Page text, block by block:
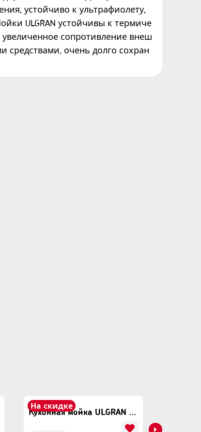
устойчиво к ультрафиолету,
ULGRAN устойчивы к термиче
сопротивление внеш
средствами, очень долго сохран
На скидке
Кухонная мойка ULGRAN U-608 Темно Серый